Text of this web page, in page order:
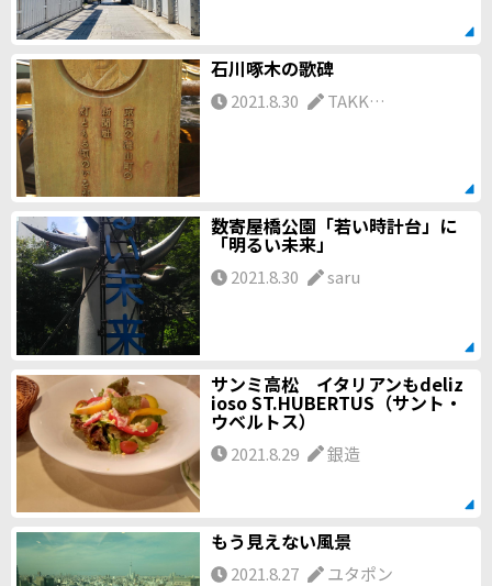
石川啄木の歌碑
2021.8.30 TAKK…
数寄屋橋公園「若い時計台」に
「明るい未来」
2021.8.30 saru
サンミ高松 イタリアンもdeliz
ioso ST.HUBERTUS（サント・
ウベルトス）
2021.8.29 銀造
もう見えない風景
2021.8.27 ユタポン